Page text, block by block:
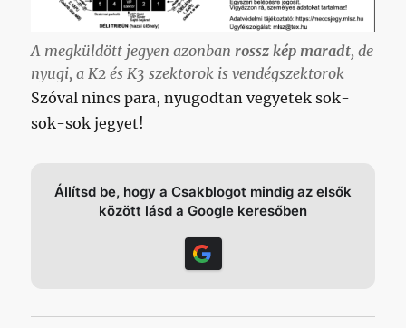
A megküldött jegyen azonban rossz kép maradt, de
nyugi, a K2 és K3 szektorok is vendégszektorok
Szóval nincs para, nyugodtan vegyetek sok-
sok-sok jegyet!
Állítsd be, hogy a Csakblogot mindig az elsők
között lásd a Google keresőben